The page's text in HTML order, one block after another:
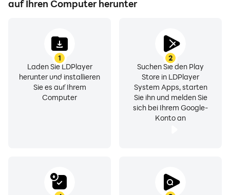
auf Ihren Computer herunter
1
Laden Sie LDPlayer
herunter und installieren
Sie es auf Ihrem
Computer
2
Suchen Sie den Play
Store in LDPlayer
System Apps, starten
Sie ihn und melden Sie
sich bei Ihrem Google-
Konto an